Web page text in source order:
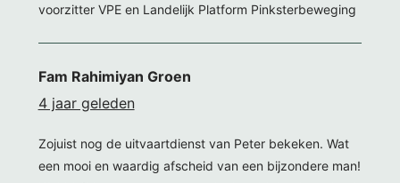
voorzitter VPE en Landelijk Platform Pinksterbeweging
Fam Rahimiyan Groen
4 jaar geleden
Zojuist nog de uitvaartdienst van Peter bekeken. Wat
een mooi en waardig afscheid van een bijzondere man!